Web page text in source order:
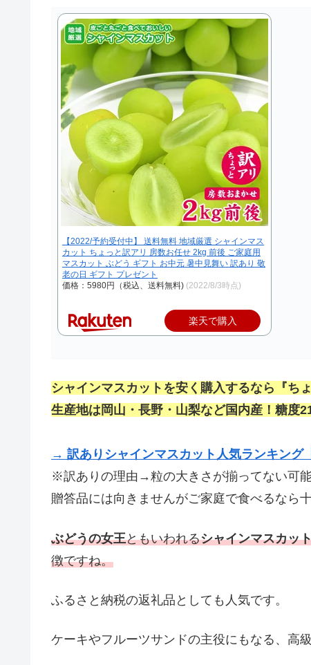
【2022/予約受付中】 送料無料 地域厳選 シャインマス
カット ちょっと訳アリ 房数お任せ 2kg 前後 ご家庭用
マスカット ぶどう ギフト お中元 暑中見舞い 訳あり 敬
老の日 ギフト プレゼント
価格：5980円（税込、送料無料) (2022/8/3時点)
楽天で購入
シャインマスカットを安く購入するなら『ち
生産地は岡山・長野・山梨など国内産！糖度
→ 訳ありシャインマスカット人気ランキング
※訳ありの理由→粒の大きさが揃ってない可能
贈答品には向きませんがご家庭で食べるなら
ぶどうの女王ともいわれるシャインマスカッ
徴ですね。
ふるさと納税の返礼品としても人気です。
ケーキやフルーツサンドの主役にもなる、高